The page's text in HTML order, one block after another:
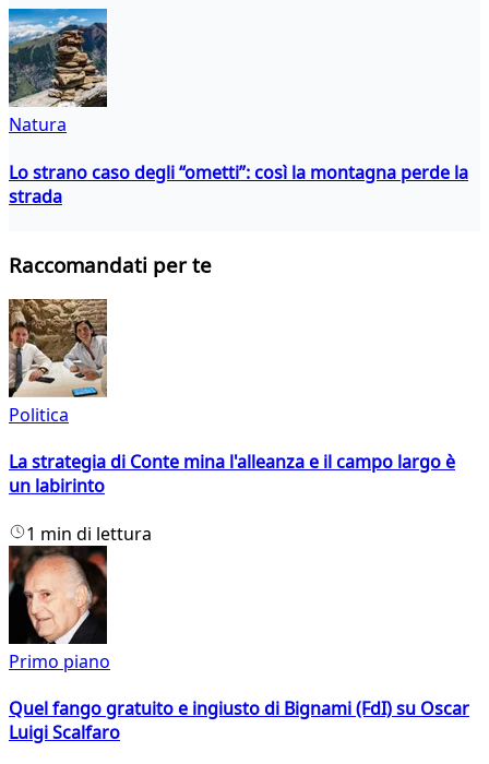
Natura
Lo strano caso degli “ometti”: così la montagna perde la
strada
Raccomandati per te
Politica
La strategia di Conte mina l'alleanza e il campo largo è
un labirinto
1 min di lettura
Primo piano
Quel fango gratuito e ingiusto di Bignami (FdI) su Oscar
Luigi Scalfaro